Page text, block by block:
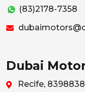
(83)2178-7358
Dubai
Recife,